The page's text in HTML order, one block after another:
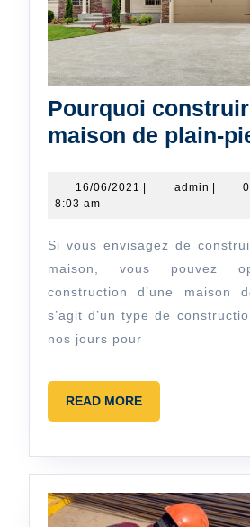
Pourquoi
maison de plain-
16/06/2021 16/06/2021
admin admin
8:03 am
Si vous envisagez de construire une nouvelle
maison, vous pouvez
construction d’une maison
s’agit d’un type de
nos jours pour
READ MOREREAD
MORE